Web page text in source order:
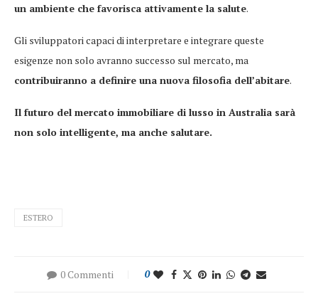
un ambiente che favorisca attivamente la salute.
Gli sviluppatori capaci di interpretare e integrare queste
esigenze non solo avranno successo sul mercato, ma
contribuiranno a definire una nuova filosofia dell’abitare.
Il futuro del mercato immobiliare di lusso in Australia sarà
non solo intelligente, ma anche salutare.
ESTERO
0 Commenti 0